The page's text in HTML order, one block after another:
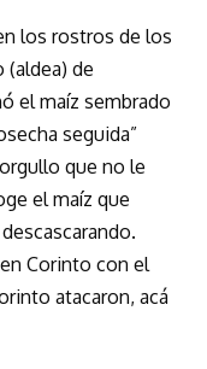
los rostros de los
de
el maíz sembrado
seguida”
que no le
el maíz que
Corinto con el
atacaron, acá